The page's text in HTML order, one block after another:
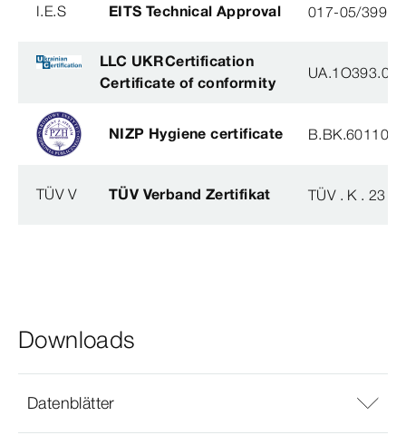
I.E.S EITS Technical Approval 017-05/3991-
LLC UKRCertification
Certificate of conformity
NIZP Hygiene certificate
TÜV V TÜV Verband Zertifikat TÜV . K . 23 -
Downloads
Datenblätter